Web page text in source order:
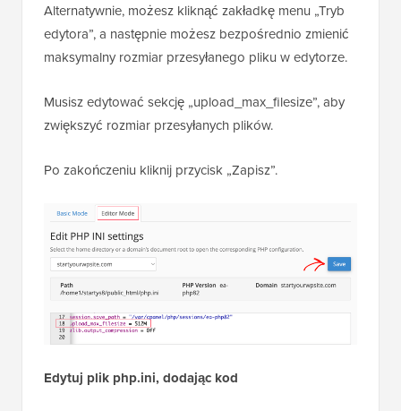
Alternatywnie, możesz kliknąć zakładkę menu „Tryb
edytora”, a następnie możesz bezpośrednio zmienić
maksymalny rozmiar przesyłanego pliku w edytorze.
Musisz edytować sekcję „upload_max_filesize”, aby
zwiększyć rozmiar przesyłanych plików.
Po zakończeniu kliknij przycisk „Zapisz”.
Edytuj plik php.ini, dodając kod